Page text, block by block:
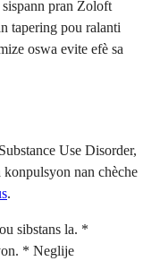
sispann pran Zoloft
tapering pou ralanti
oswa evite efè sa
Use Disorder,
nan chèche
.
sibstans la. *
* Neglije